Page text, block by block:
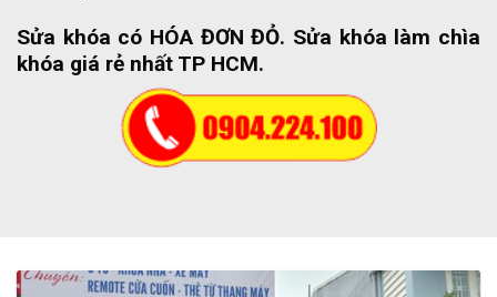
Sửa khóa có HÓA ĐƠN ĐỎ. Sửa khóa làm chìa
khóa giá rẻ nhất TP HCM.